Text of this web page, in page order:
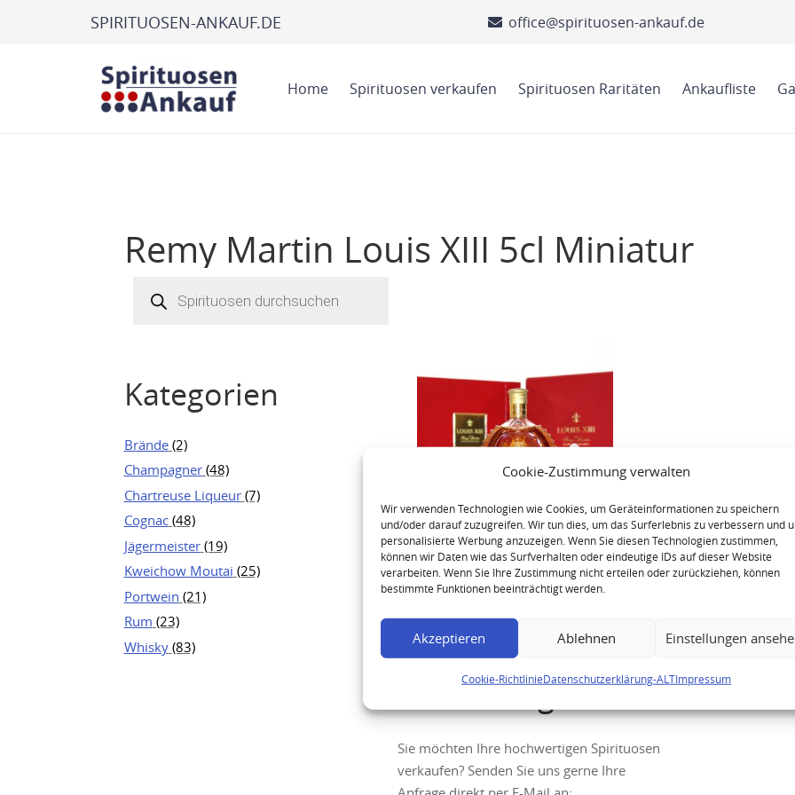
Cookie-Zustimmung verwalten
Wir verwenden Technologien wie Cookies, um Geräteinformationen zu speichern
und/oder darauf zuzugreifen. Wir tun dies, um das Surferlebnis zu verbessern und
personalisierte Werbung anzuzeigen. Wenn Sie diesen Technologien zustimmen,
können wir Daten wie das Surfverhalten oder eindeutige IDs auf dieser Website
verarbeiten. Wenn Sie Ihre Zustimmung nicht erteilen oder zurückziehen, können
bestimmte Funktionen beeinträchtigt werden.
Akzeptieren Ablehnen Einstellungen
Cookie-RichtlinieDatenschutzerklärung-ALTImpressum
SPIRITUOSEN-ANKAUF.DE office@spirituosen-ankauf.de
Home Spirituosen verkaufen Spirituosen Raritäten Ankaufliste
Remy Martin Louis XIII 5cl Miniatur
search
Kategorien
Brände (2)
Champagner (48)
Chartreuse Liqueur (7)
Cognac (48)
Jägermeister (19)
Kweichow Moutai (25)
Portwein (21)
Rum (23)
Whisky (83)
Remy Martin Louis XIII 5cl
Cognac Miniatur
Ihre Anfrage
Sie möchten Ihre hochwertigen Spirituosen
verkaufen? Senden Sie uns gerne Ihre